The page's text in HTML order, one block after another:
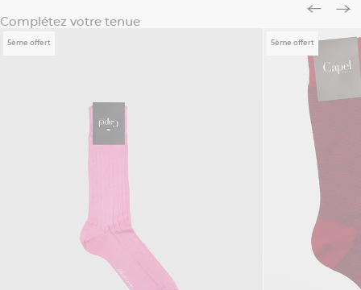
Complétez votre tenue
5ème offert 5ème offert